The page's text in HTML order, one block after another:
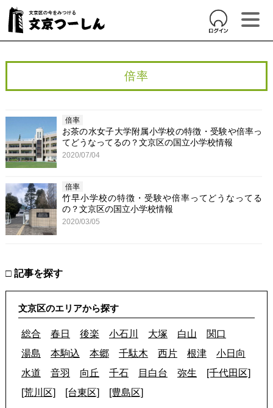
倍率
倍率
お茶の水女子大学附属小学校の特徴・受験や倍率っ
てどうなってるの？文京区の国立小学校情報
2020/07/04
倍率
竹早小学校の特徴・受験や倍率ってどうなってる
の？文京区の国立小学校情報
2020/03/05
□ 記事を探す
文京区のエリアから探す
総合 春日 後楽 小石川 大塚 白山
関口
湯島
本駒込 本郷 千駄木 西片 根津
小日向
水道
音羽 向丘 千石 目白台 弥生
[千代田区]
[荒川区]
[台東区] [豊島区]